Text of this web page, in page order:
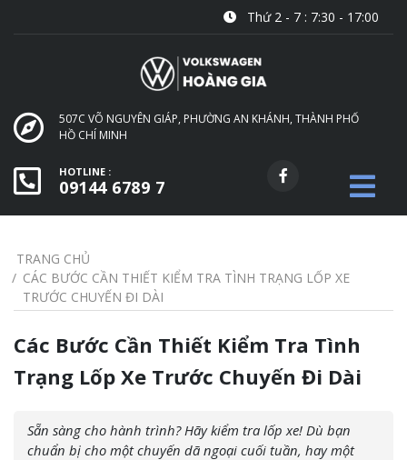
Thứ 2 - 7 : 7:30 - 17:00
507C VÕ NGUYÊN GIÁP, PHƯỜNG AN KHÁNH, THÀNH PHỐ
HỒ CHÍ MINH
HOTLINE :
09144 6789 7
TRANG CHỦ
CÁC BƯỚC CẦN THIẾT KIỂM TRA TÌNH TRẠNG LỐP XE
TRƯỚC CHUYẾN ĐI DÀI
Các Bước Cần Thiết Kiểm Tra Tình
Trạng Lốp Xe Trước Chuyến Đi Dài
Sẵn sàng cho hành trình? Hãy kiểm tra lốp xe! Dù bạn
chuẩn bị cho một chuyến dã ngoại cuối tuần, hay một